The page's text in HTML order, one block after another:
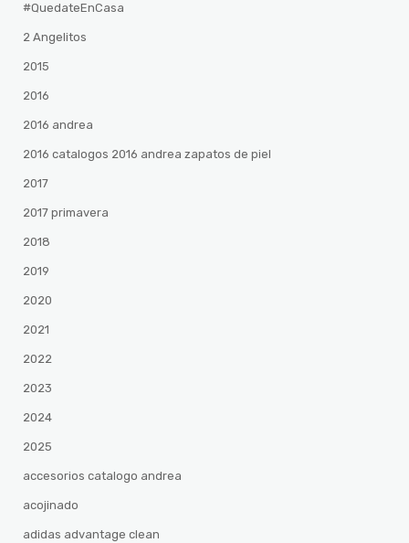
#QuedateEnCasa
2 Angelitos
2015
2016
2016 andrea
2016 catalogos 2016 andrea zapatos de piel
2017
2017 primavera
2018
2019
2020
2021
2022
2023
2024
2025
accesorios catalogo andrea
acojinado
adidas advantage clean